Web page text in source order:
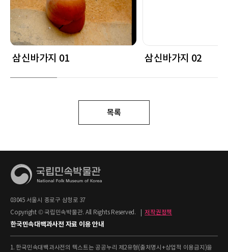
삼신바가지 01 삼신바가지 02
목록
03045 서울시 종로구 삼청로 37
Copyright © 국립민속박물관. All Rights Reserved.
저작권정책
한국민속대백과사전 자료 이용 안내
1. 한국민속대백과사전의 텍스트는 공공누리 제2유형(출처명시+상업적 이용금지)을